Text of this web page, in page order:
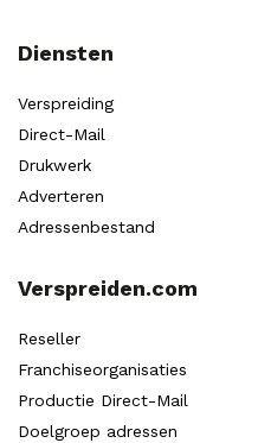
Diensten
Verspreiding
Direct-Mail
Drukwerk
Adverteren
Adressenbestand
Verspreiden.com
Reseller
Franchiseorganisaties
Productie Direct-Mail
Doelgroep adressen